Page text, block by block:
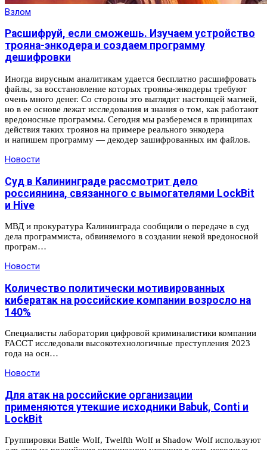
Взлом
Расшифруй, если сможешь. Изучаем устройство
трояна-энкодера и создаем программу
дешифровки
Иногда вирусным аналитикам удается бесплатно расшифровать
файлы, за восстановление которых трояны‑энкодеры требуют
очень много денег. Со стороны это выглядит настоящей магией,
но в ее основе лежат исследования и знания о том, как работают
вредоносные программы. Сегодня мы разберемся в принципах
действия таких троянов на примере реального энкодера
и напишем программу — декодер зашифрованных им файлов.
Новости
Суд в Калининграде рассмотрит дело
россиянина, связанного с вымогателями LockBit
и Hive
МВД и прокуратура Калининграда сообщили о передаче в суд
дела программиста, обвиняемого в создании некой вредоносной
програм…
Новости
Количество политически мотивированных
кибератак на российские компании возросло на
140%
Специалисты лаборатория цифровой криминалистики компании
FAССT исследовали высокотехнологичные преступления 2023
года на осн…
Новости
Для атак на российские организации
применяются утекшие исходники Babuk, Conti и
LockBit
Группировки Battle Wolf, Twelfth Wolf и Shadow Wolf используют